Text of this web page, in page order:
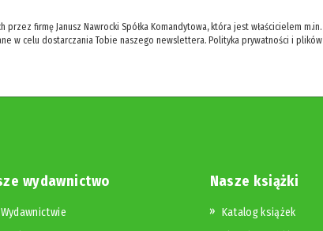
firmę Janusz Nawrocki Spółka Komandytowa, która jest właścicielem m.in.
w celu dostarczania Tobie naszego newslettera. Polityka prywatności i plików
wydawnictwo Nasze książki
Katalog książek